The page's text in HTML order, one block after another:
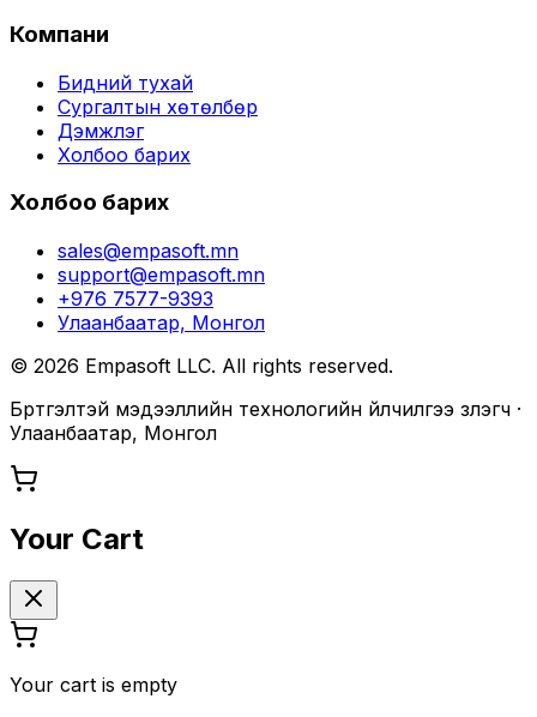
Компани
Бидний тухай
Сургалтын хөтөлбөр
Дэмжлэг
Холбоо барих
Холбоо барих
sales@empasoft.mn
support@empasoft.mn
+976 7577-9393
Улаанбаатар, Монгол
© 2026 Empasoft LLC. All rights reserved.
Бүртгэлтэй мэдээллийн технологийн үйлчилгээ үзүүлэгч ·
Улаанбаатар, Монгол
Your Cart
Your cart is empty